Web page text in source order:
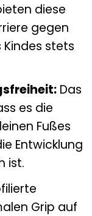
diese
gegen
Kindes stets
Das
es die
Fußes
Entwicklung
ist.
Grip auf